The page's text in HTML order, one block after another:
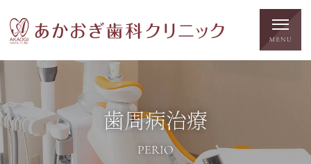
歯周病治療
PERIO